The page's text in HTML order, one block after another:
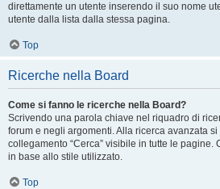
direttamente un utente inserendo il suo nome
utente dalla lista dalla stessa pagina.
Top
Ricerche nella Board
Come si fanno le ricerche nella Board?
Scrivendo una parola chiave nel riquadro di
forum e negli argomenti. Alla ricerca avanzata
collegamento “Cerca” visibile in tutte le pagine.
in base allo stile utilizzato.
Top